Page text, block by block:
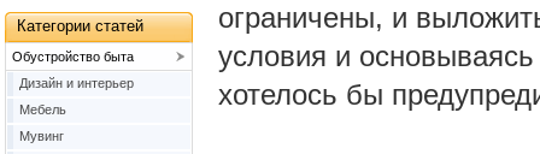
ограничены, и
условия и
хотелось бы
Категории статей
Обустройство быта
Дизайн и интерьер
Мебель
Мувинг